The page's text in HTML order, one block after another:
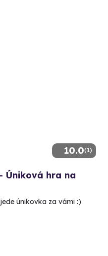
10.0(1)
Úniková hra na
únikovka za vámi :)